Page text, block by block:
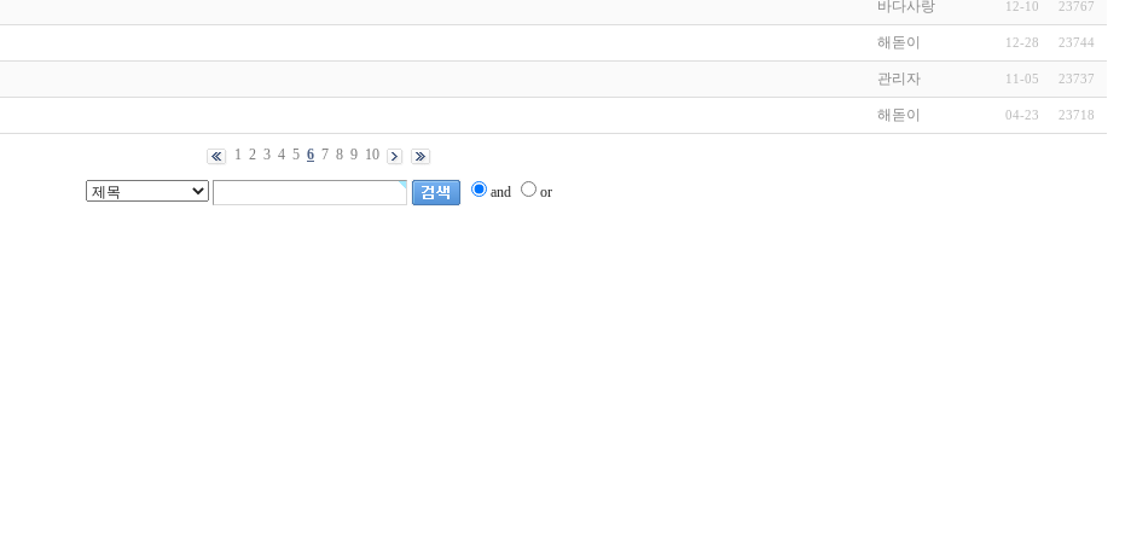
바다사랑 12-10 23767
해돋이 12-28 23744
관리자 11-05 23737
해돋이 04-23 23718
1 2 3 4 5 6 7 8 9 10
and or